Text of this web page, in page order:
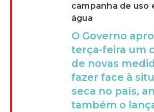
campanha de uso
água
O Governo
terça-feira um
de novas
fazer face à
seca no país,
também o